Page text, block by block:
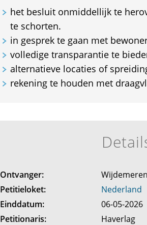
het besluit onmiddellijk te
te schorten.
in gesprek te gaan met
volledige transparantie te
alternatieve locaties of
rekening te houden met
Ontvanger:
Wijdemeren
Petitieloket:
Nederland
Einddatum:
06-05-2026
Petitionaris:
Haverlag